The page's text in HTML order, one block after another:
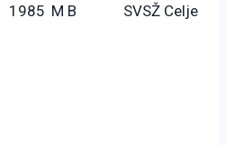
1985 M B SVSŽ Celje